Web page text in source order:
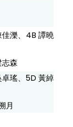
濼、4B 譚曉
森
瑤、5D 黃綽
月